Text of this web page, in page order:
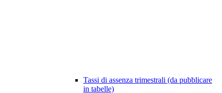
Tassi di assenza trimestrali (da pubblicare
in tabelle)